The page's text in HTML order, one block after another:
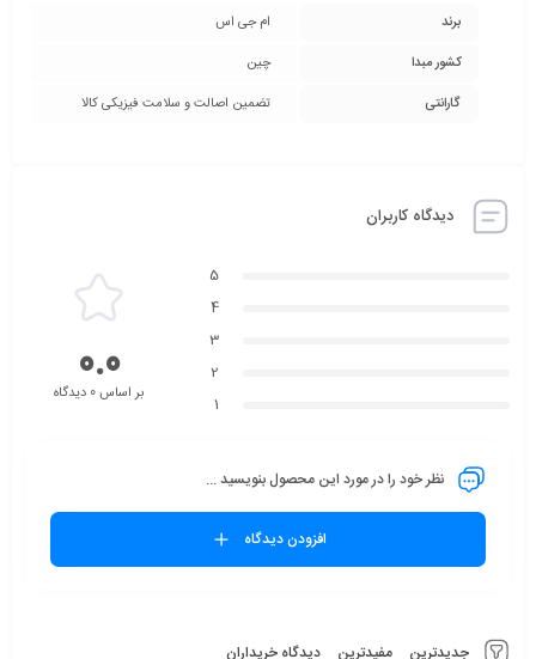
برند
ام جی اس
کشور مبدا
چین
گارانتی
تضمین اصالت و سلامت فیزیکی کالا
دیدگاه کاربران
جدیدترین مفیدترین دیدگاه خریداران
5
4
3
2
1
0.0بر اساس 0 دیدگاه
نظر خود را در مورد این محصول بنویسید ...
افزودن دیدگاه